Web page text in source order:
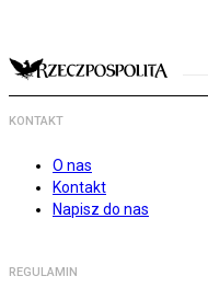
KONTAKT
O nas
Kontakt
Napisz do nas
REGULAMIN